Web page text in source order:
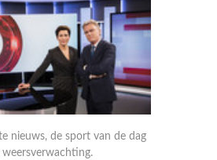
van de dag
Met het laatste